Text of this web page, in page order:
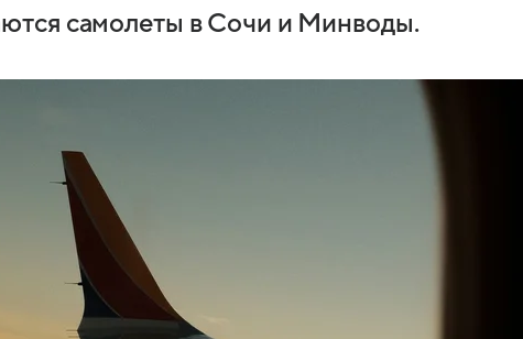
самолеты в Сочи и Минводы.